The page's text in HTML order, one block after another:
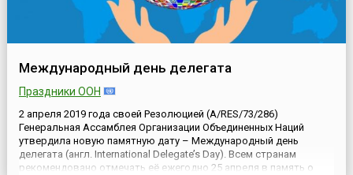
Международный день делегата
Праздники ООН
2 апреля 2019 года своей Резолюцией (A/RES/73/286)
Генеральная Ассамблея Организации Объединенных Наций
утвердила новую памятную дату – Международный день
делегата (англ. International Delegate’s Day). Всем странам
рекомендовано отмечать её ежегодно 25 апреля в память о